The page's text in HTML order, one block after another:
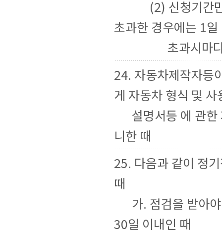
(2) 신청기간만
초과한 경우에는 1일
초과시마
24. 자동차제작자등
게 자동차 형식 및 사
설명서등 에 관한
니한 때
25. 다음과 같이 정
때
가. 점검을 받아야
30일 이내인 때